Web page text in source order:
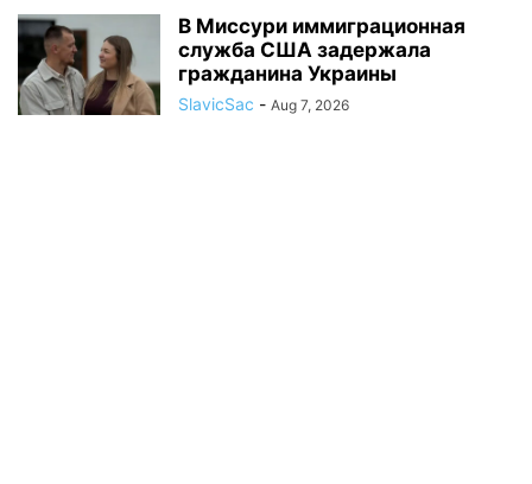
В Миссури иммиграционная
служба США задержала
гражданина Украины
SlavicSac - Aug 7, 2026